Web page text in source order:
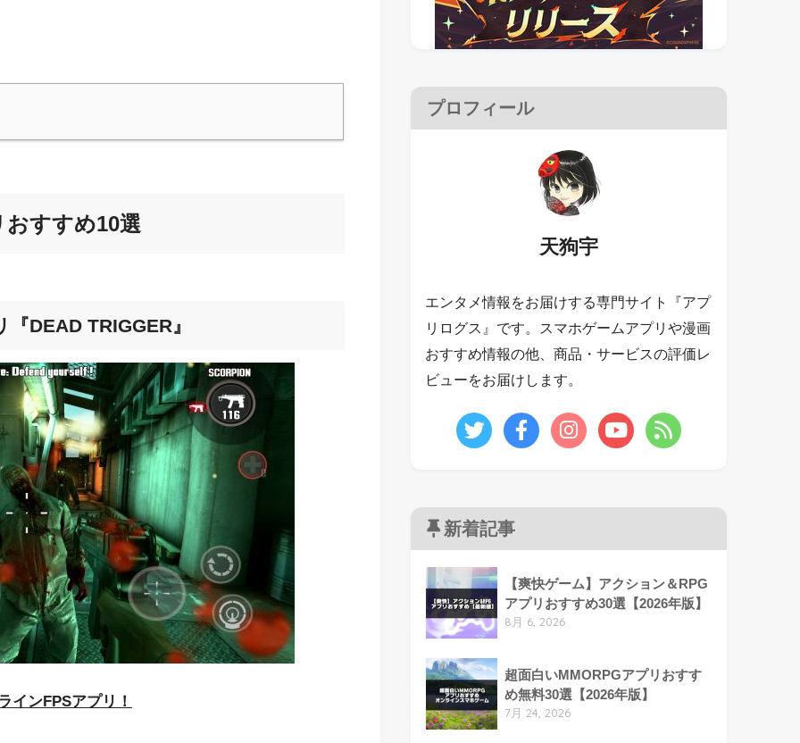
すすめ10選
DEAD TRIGGER』
インFPSアプリ！
プロフィール
天狗宇
エンタメ情報をお届けする専門サイト『アプ
リログス』です。スマホゲームアプリや漫画
おすすめ情報の他、商品・サービスの評価レ
ビューをお届けします。
新着記事
【爽快ゲーム】アクション＆RPG
アプリおすすめ30選【2026年版】
8月 6, 2026
超面白いMMORPGアプリおすす
め無料30選【2026年版】
7月 24, 2026